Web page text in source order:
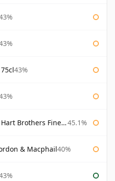
43%
Finest Collection 45.1%
& Macphail40%